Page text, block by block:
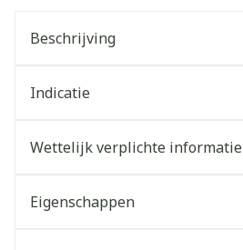
Beschrijving
Indicatie
Wettelijk verplichte informatie
Eigenschappen